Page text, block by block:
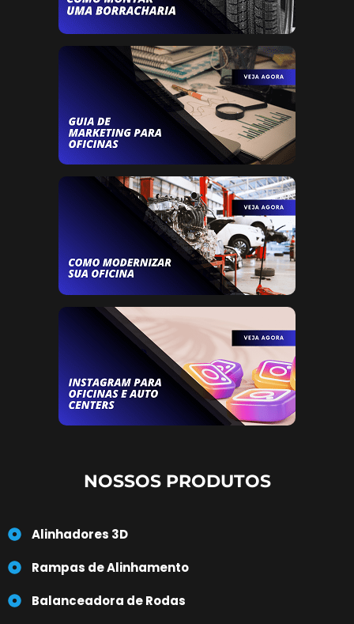
NOSSOS PRODUTOS
Alinhadores 3D
Rampas de Alinhamento
Balanceadora de Rodas